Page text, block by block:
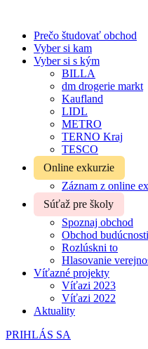
Prečo študovať obchod
Vyber si kam
Vyber si s kým
BILLA
dm drogerie markt
Kaufland
LIDL
METRO
TERNO Kraj
TESCO
Online exkurzie
Záznam z online
Súťaž pre školy
Spoznaj obchod
Obchod
Rozlúskni to
Hlasovanie
Víťazné projekty
Víťazi 2023
Víťazi 2022
Aktuality
PRIHLÁS SA